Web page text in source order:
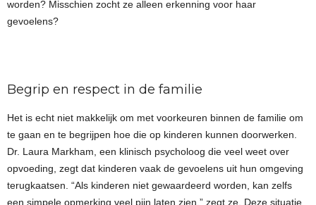
worden? Misschien zocht ze alleen erkenning voor haar
gevoelens?
Begrip en respect in de familie
Het is echt niet makkelijk om met voorkeuren binnen de familie om
te gaan en te begrijpen hoe die op kinderen kunnen doorwerken.
Dr. Laura Markham, een klinisch psycholoog die veel weet over
opvoeding, zegt dat kinderen vaak de gevoelens uit hun omgeving
terugkaatsen. “Als kinderen niet gewaardeerd worden, kan zelfs
een simpele opmerking veel pijn laten zien,” zegt ze. Deze situatie